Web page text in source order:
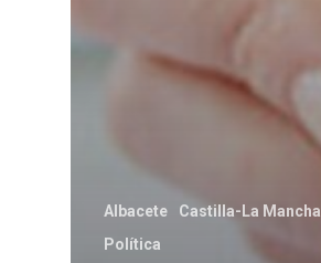
Albacete
Castilla-La Mancha
Política